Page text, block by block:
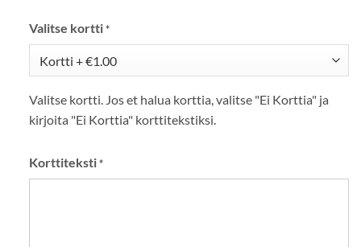
Valitse kortti*
Valitse kortti. Jos et halua korttia, valitse "Ei Korttia" ja
kirjoita "Ei Korttia" korttitekstiksi.
Korttiteksti*